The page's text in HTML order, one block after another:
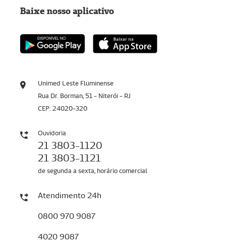
Unimed Leste Fluminense
Rua Dr. Borman, 51 - Niterói - RJ
CEP: 24020-320
Ouvidoria
21 3803-1120
21 3803-1121
de segunda a sexta, horário comercial
Atendimento 24h
0800 970 9087
4020 9087
Baixe nosso aplicativo